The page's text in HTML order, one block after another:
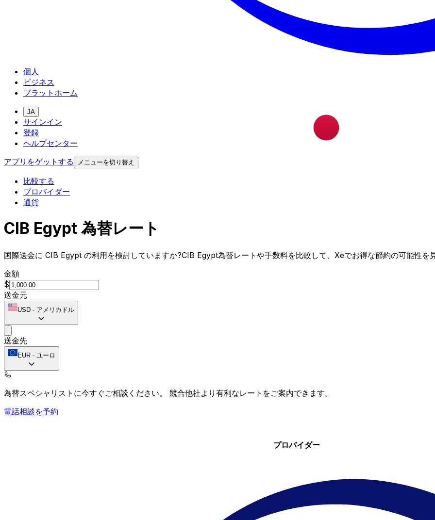
個人
ビジネス
プラットホーム
JA
サインイン
登録
ヘルプセンター
アプリをゲットする
メニューを切り替え
比較する
プロバイダー
通貨
CIB Egypt 為替レート
国際送金に CIB Egypt の利用を検討していますか?CIB Egypt為替レートや手数料を比較して、Xeでお得な節約の可能性を
金額
$
送金元
USD - アメリカドル
送金先
EUR - ユーロ
為替スペシャリストに今すぐご相談ください。 競合他社より有利なレートをご案内できます。
電話相談を予約
プロバイダー